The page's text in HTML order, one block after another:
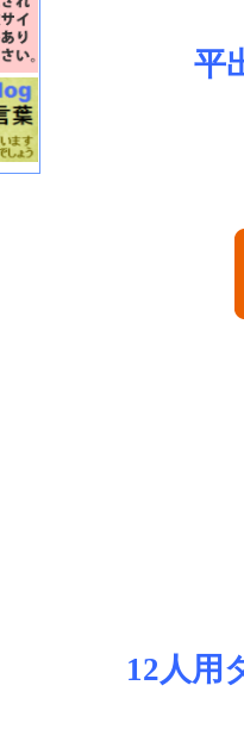
平
12人用